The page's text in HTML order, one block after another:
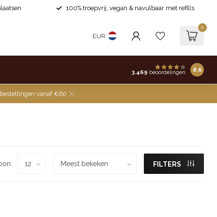
100% troepvrij, vegan & navulbaar met refills
EUR
0
3.469 beoordelingen 8.6
bestellingen vanaf €60
FILTERS